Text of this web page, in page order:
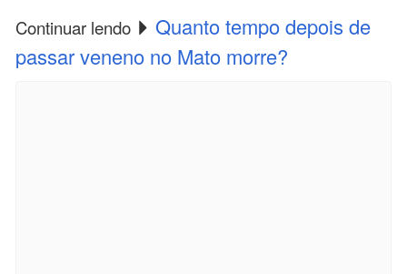
Continuar lendo
Quanto tempo depois de
passar veneno no Mato morre?